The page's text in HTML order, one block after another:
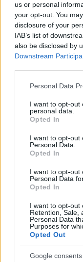
us or personal
your opt-out. You
disclosure of your
IAB’s list of
also be disclosed by
Downstream
Please note that this
not limited to your
grant or deny
use your data for
consent section.
Personal Data
I want to opt-out
personal data.
Opted In
I want to opt-out
Personal Data.
Opted In
I want to opt-out
Personal Data
Opted In
I want to opt-out
Retention, Sale,
Personal Data
Purposes for
Opted Out
Google consents
beszélgetésen
cirkuszművészet
módszerei, olyan
cirkusz útja, vagy a
hazánkban; a napi
művészeti,
erőfejlesztő és trükk-
cirkusz küldetése?
látvány?
Közép-Európában ?
szinten ? nincs
artistaművészetnek,
ágának.